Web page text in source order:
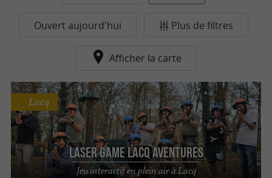
Ouvert aujourd'hui Plus de filtres
Afficher la carte
Laser Game Lacq Aventures
Jeu interactif en plein air à Lacq
Lacq